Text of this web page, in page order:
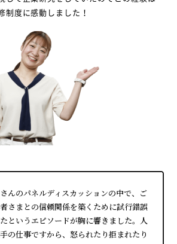
制度に感動しました！
んのパネルディスカッションの中で、ご
さまとの信頼関係を築くために試行錯誤
というエピソードが胸に響きました。人
の仕事ですから、怒られたり拒まれたり